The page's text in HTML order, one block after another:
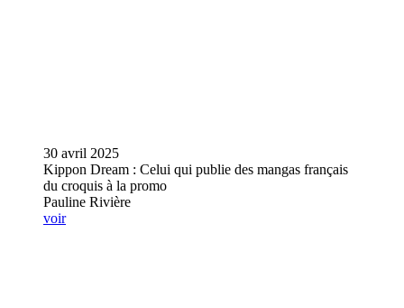
30 avril 2025
Kippon Dream : Celui qui publie des mangas français
du croquis à la promo
Pauline Rivière
voir